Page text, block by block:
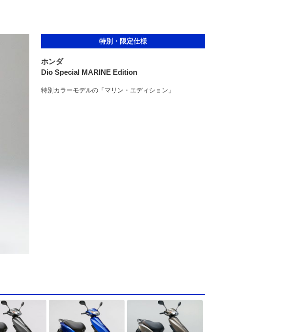
特別・限定仕様
ホンダ
Dio Special MARINE Edition
特別カラーモデルの「マリン・エディション」